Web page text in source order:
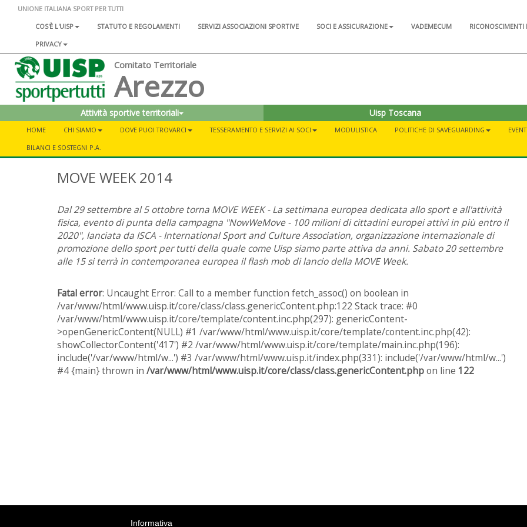
UNIONE ITALIANA SPORT PER TUTTI
COS'È L'UISP
STATUTO E REGOLAMENTI SERVIZI ASSOCIAZIONI SPORTIVE SOCI E ASSICURAZIONE VADEMECUM
RICONOSCIMENTI
PRIVACY
Comitato Territoriale
Arezzo
Attività sportive territoriali Uisp Toscana
HOME CHI SIAMO DOVE PUOI TROVARCI TESSERAMENTO E SERVIZI AI SOCI MODULISTICA POLITICHE DI SAVEGUARDING
BILANCI E SOSTEGNI P.A.
MOVE WEEK 2014
Dal 29 settembre al 5 ottobre torna MOVE WEEK - La settimana europea dedicata allo sport e all'attività
fisica, evento di punta della campagna "NowWeMove - 100 milioni di cittadini europei attivi in più entro il
2020", lanciata da ISCA - International Sport and Culture Association, organizzazione internazionale di
promozione dello sport per tutti della quale come Uisp siamo parte attiva da anni. Sabato 20 settembre
alle 15 si terrà in contemporanea europea il flash mob di lancio della MOVE Week.
Fatal error: Uncaught Error: Call to a member function fetch_assoc() on boolean in
/var/www/html/www.uisp.it/core/class/class.genericContent.php:122 Stack trace: #0
/var/www/html/www.uisp.it/core/template/content.inc.php(297): genericContent-
>openGenericContent(NULL) #1 /var/www/html/www.uisp.it/core/template/content.inc.php(42):
showCollectorContent('417') #2 /var/www/html/www.uisp.it/core/template/main.inc.php(196):
include('/var/www/html/w...') #3 /var/www/html/www.uisp.it/index.php(331): include('/var/www/html/w...')
#4 {main} thrown in /var/www/html/www.uisp.it/core/class/class.genericContent.phpon line 122
Informativa